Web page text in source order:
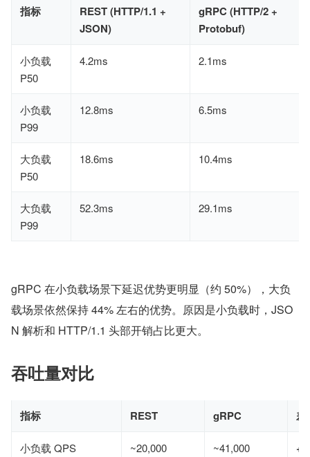
指标
REST (HTTP/1.1 +
JSON)
gRPC (HTTP/2 +
Protobuf)
小负载
P50
4.2ms 2.1ms
小负载
P99
12.8ms 6.5ms
大负载
P50
18.6ms 10.4ms
大负载
P99
52.3ms 29.1ms
gRPC 在小负载场景下延迟优势更明显（约 50%），大负
载场景依然保持 44% 左右的优势。原因是小负载时，JSO
N 解析和 HTTP/1.1 头部开销占比更大。
吞吐量对比
指标 REST gRPC 差
小负载 QPS ~20,000 ~41,000